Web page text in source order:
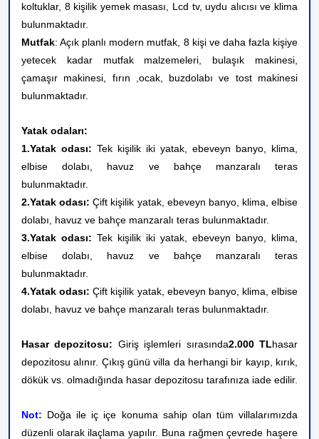
koltuklar, 8 kişilik yemek masası, Lcd tv, uydu alıcısı ve klima
bulunmaktadır.
Mutfak: Açık planlı modern mutfak, 8 kişi ve daha fazla kişiye
yetecek kadar mutfak malzemeleri, bulaşık makinesi,
çamaşır makinesi, fırın ,ocak, buzdolabı ve tost makinesi
bulunmaktadır.
Yatak odaları:
1.Yatak odası: Tek kişilik iki yatak, ebeveyn banyo, klima,
elbise dolabı, havuz ve bahçe manzaralı teras
bulunmaktadır.
2.Yatak odası:Çift kişilik yatak, ebeveyn banyo, klima, elbise
dolabı, havuz ve bahçe manzaralı teras bulunmaktadır.
3.Yatak odası: Tek kişilik iki yatak, ebeveyn banyo, klima,
elbise dolabı, havuz ve bahçe manzaralı teras
bulunmaktadır.
4.Yatak odası: Çift kişilik yatak, ebeveyn banyo, klima, elbise
dolabı, havuz ve bahçe manzaralı teras bulunmaktadır.
Hasar depozitosu: Giriş işlemleri sırasında2.000 TLhasar
depozitosu alınır. Çıkış günü villa da herhangi bir kayıp, kırık,
dökük vs. olmadığında hasar depozitosu tarafınıza iade edilir.
Not: Doğa ile iç içe konuma sahip olan tüm villalarımızda
düzenli olarak ilaçlama yapılır. Buna rağmen çevrede haşere